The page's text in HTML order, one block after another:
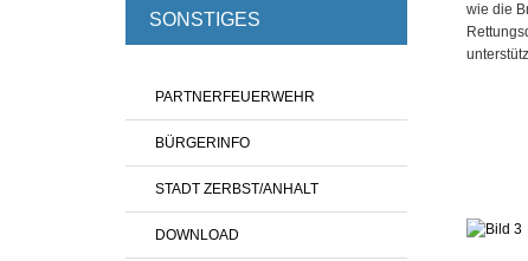
SONSTIGES
PARTNERFEUERWEHR
BÜRGERINFO
STADT ZERBST/ANHALT
DOWNLOAD
wie die